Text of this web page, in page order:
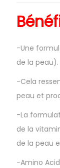
-Une
de la peau).
-Cela
peau et
-La
de la
de la peau
-Amino